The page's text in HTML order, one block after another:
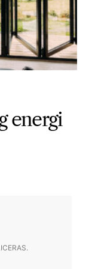
energi